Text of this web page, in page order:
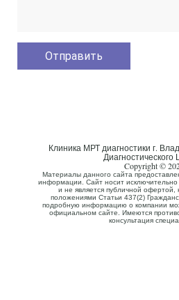
Клиника МРТ диагностики г.
Диагностического
Copyright ©
Материалы данного сайта
информации. Сайт носит
и не является публичной офертой,
положениями Статьи 437(2)
подробную информацию о компании
официальном сайте. Имеются
консультация